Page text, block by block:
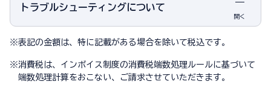
トラブルシューティングについて
開く
※表記の金額は、特に記載がある場合を除いて税込です。
※消費税は、インボイス制度の消費税端数処理ルールに基づいて
端数処理計算をおこない、ご請求させていただきます。